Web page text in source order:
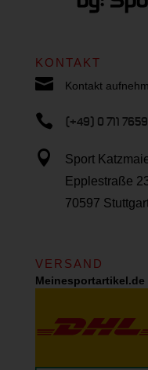
KONTAKT
 Kontakt
 (+49) 0 711

Sport
Epplestraße
70597
VERSAND
Meinesportartikel.de